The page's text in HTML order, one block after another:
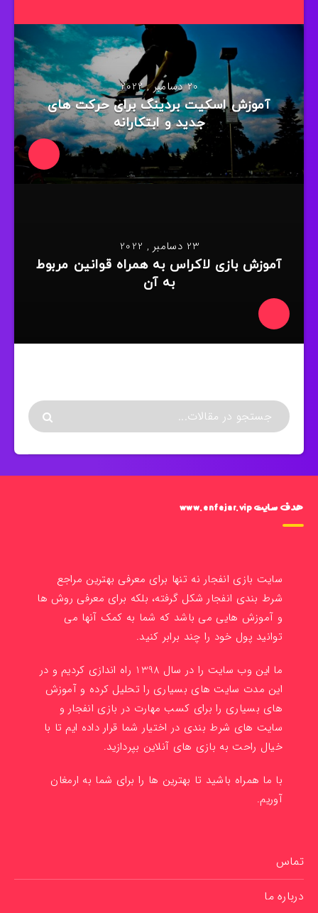
20 دسامبر , 2022
آموزش اسکیت بردینگ برای حرکت های
جدید و ابتکارانه
23 دسامبر , 2022
آموزش بازی لاکراس به همراه قوانین مربوط
به آن
هدف سایت www.enfejar.vip
سایت بازی انفجار نه تنها برای معرفی بهترین مراجع
شرط بندی انفجار شکل گرفته، بلکه برای معرفی روش ها
و آموزش هایی می باشد که شما به کمک آنها می
توانید پول خود را چند برابر کنید.
ما این وب سایت را در سال 1398 راه اندازی کردیم و در
این مدت سایت های بسیاری را تحلیل کرده و آموزش
های بسیاری را برای کسب مهارت در بازی انفجار و
سایت های شرط بندی در اختیار شما قرار داده ایم تا با
خیال راحت به بازی های آنلاین بپردازید.
با ما همراه باشید تا بهترین ها را برای شما به ارمغان
آوریم.
تماس
درباره ما